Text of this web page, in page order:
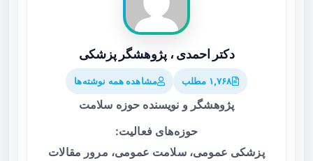
دکتر احمدی ، پژوهشگر پزشکی
۱,۷۶۸ مطلب مشاهده همه نوشته‌ها
پژوهشگر و نویسنده حوزه سلامت
حوزه‌های فعالیت:
پزشکی عمومی، سلامت عمومی، مرور مقالات